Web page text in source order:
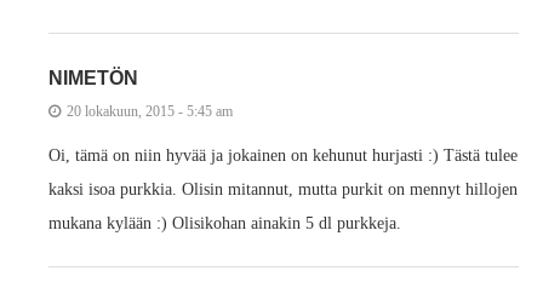
NIMETÖN
20 lokakuun, 2015 - 5:45 am
Oi, tämä on niin hyvää ja jokainen on kehunut hurjasti :) Tästä tulee
kaksi isoa purkkia. Olisin mitannut, mutta purkit on mennyt hillojen
mukana kylään :) Olisikohan ainakin 5 dl purkkeja.